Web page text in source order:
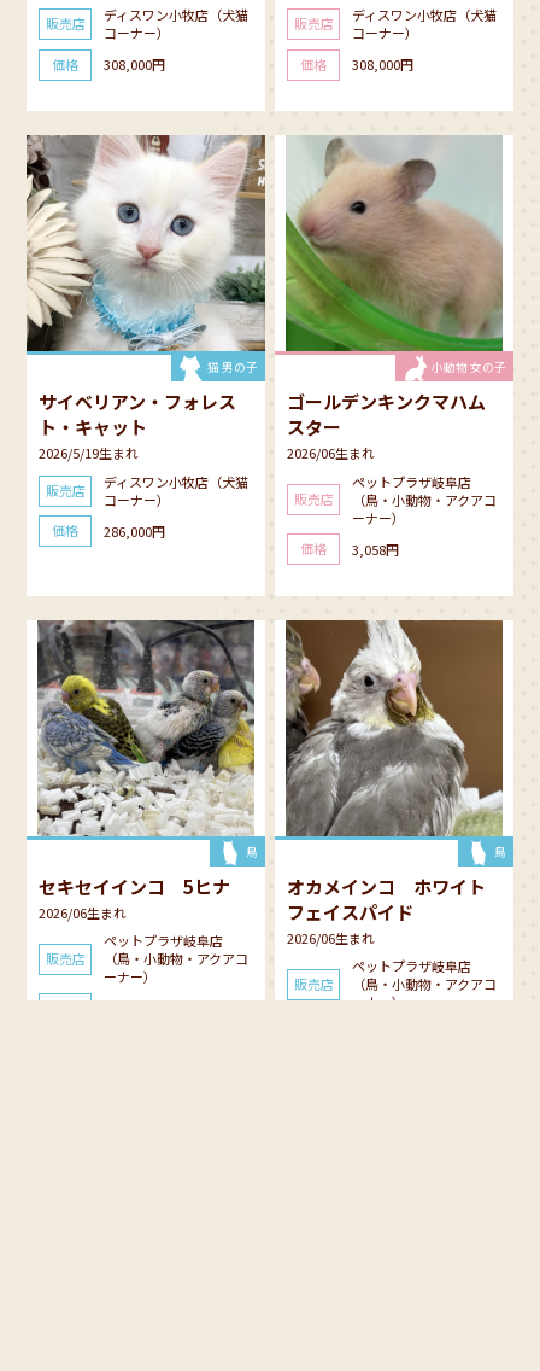
販売店
ディスワン小牧店（犬猫
コーナー）
価格
308,000円
販売店
ディスワン小牧店（犬猫
コーナー）
価格
308,000円
猫 男の子
サイベリアン・フォレス
ト・キャット
2026/5/19生まれ
販売店
ディスワン小牧店（犬猫
コーナー）
価格
286,000円
小動物 女の子
ゴールデンキンクマハム
スター
2026/06生まれ
販売店
ペットプラザ岐阜店
（鳥・小動物・アクアコ
ーナー）
価格
3,058円
鳥
セキセイインコ 5ヒナ
2026/06生まれ
販売店
ペットプラザ岐阜店
（鳥・小動物・アクアコ
ーナー）
鳥
オカメインコ ホワイト
フェイスパイド
2026/06生まれ
販売店
ペットプラザ岐阜店
（鳥・小動物・アクアコ
ーナー）